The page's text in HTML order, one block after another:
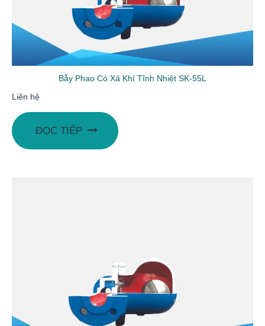
Bẫy Phao Có Xả Khí Tĩnh Nhiệt SK-55L
Liên hệ
ĐỌC TIẾP